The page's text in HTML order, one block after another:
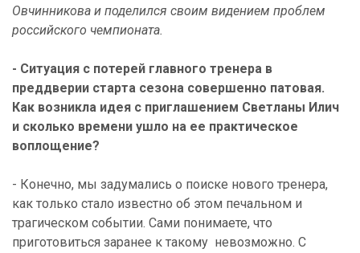
Овчинникова и поделился своим видением проблем
российского чемпионата.
- Ситуация с потерей главного тренера в
преддверии старта сезона совершенно патовая.
Как возникла идея с приглашением Светланы Илич
и сколько времени ушло на ее практическое
воплощение?
- Конечно, мы задумались о поиске нового тренера,
как только стало известно об этом печальном и
трагическом событии. Сами понимаете, что
приготовиться заранее к такому невозможно. С